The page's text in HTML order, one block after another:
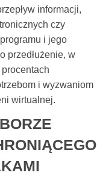
informacji,
czy
i jego
przedłużenie, w
i wyzwaniom
wirtualnej.